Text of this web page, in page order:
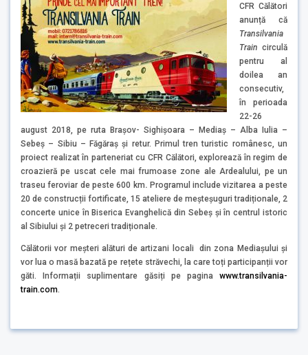
CFR Călători
anunță că
Transilvania
Train circulă
pentru al
doilea an
consecutiv,
în perioada
22-26
august 2018, pe ruta Brașov- Sighișoara – Mediaș – Alba Iulia –
Sebeș – Sibiu – Făgăraș și retur. Primul tren turistic românesc, un
proiect realizat în parteneriat cu CFR Călători, explorează în regim de
croazieră pe uscat cele mai frumoase zone ale Ardealului, pe un
traseu feroviar de peste 600 km. Programul include vizitarea a peste
20 de construcții fortificate, 15 ateliere de meșteșuguri tradiționale, 2
concerte unice în Biserica Evanghelică din Sebeș și în centrul istoric
al Sibiului și 2 petreceri tradiționale.
Călătorii vor meșteri alături de artizani locali din zona Mediașului și
vor lua o masă bazată pe rețete străvechi, la care toți participanții vor
găti. Informații suplimentare găsiți pe pagina www.transilvania-
train.com.